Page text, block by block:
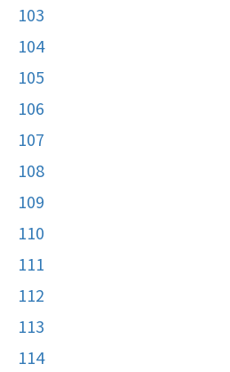
103
104
105
106
107
108
109
110
111
112
113
114